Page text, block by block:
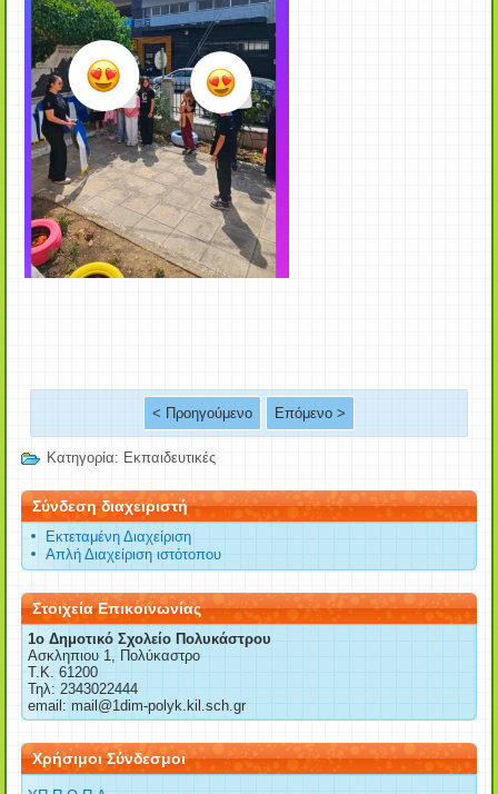
< Προηγούμενο Επόμενο >
Κατηγορία: Εκπαιδευτικές
Σύνδεση διαχειριστή
Εκτεταμένη Διαχείριση
Απλή Διαχείριση ιστότοπου
Στοιχεία Επικοινωνίας
1o Δημοτικό Σχολείο Πολυκάστρου
Ασκληπιου 1, Πολύκαστρο
Τ.Κ. 61200
Τηλ: 2343022444
email: mail@1dim-polyk.kil.sch.gr
Χρήσιμοι Σύνδεσμοι